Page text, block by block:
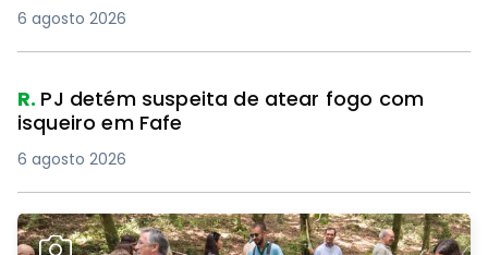
6 agosto 2026
R. PJ detém suspeita de atear fogo com
isqueiro em Fafe
6 agosto 2026